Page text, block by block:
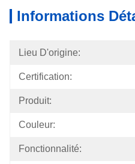
Informations
Lieu D'origine:
Certification:
Produit:
Couleur:
Fonctionnalité: